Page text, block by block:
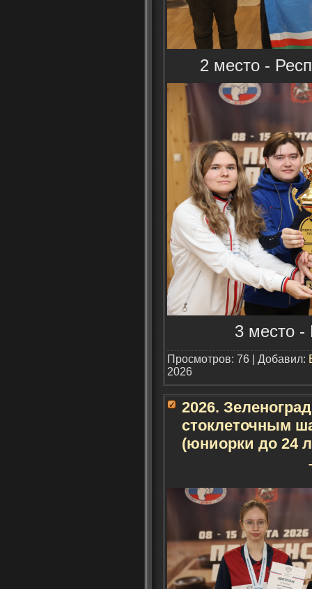
2 место -
3 место -
Просмотров: 76 | Добавил:
2026
2026.
стоклеточным
(юниорки до 24